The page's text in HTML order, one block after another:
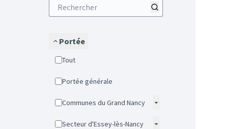
Portée
Tout
Portée générale
Communes du Grand Nancy
Secteur d'Essey-lès-Nancy